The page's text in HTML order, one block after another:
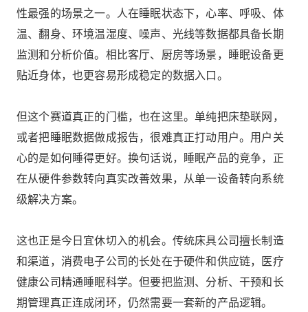
性最强的场景之一。人在睡眠状态下，心率、呼吸、体
温、翻身、环境温湿度、噪声、光线等数据都具备长期
监测和分析价值。相比客厅、厨房等场景，睡眠设备更
贴近身体，也更容易形成稳定的数据入口。
但这个赛道真正的门槛，也在这里。单纯把床垫联网，
或者把睡眠数据做成报告，很难真正打动用户。用户关
心的是如何睡得更好。换句话说，睡眠产品的竞争，正
在从硬件参数转向真实改善效果，从单一设备转向系统
级解决方案。
这也正是今日宜休切入的机会。传统床具公司擅长制造
和渠道，消费电子公司的长处在于硬件和供应链，医疗
健康公司精通睡眠科学。但要把监测、分析、干预和长
期管理真正连成闭环，仍然需要一套新的产品逻辑。